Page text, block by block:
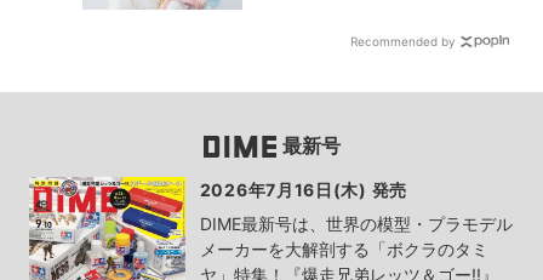
Recommended by
最新号
2026年7月16日(木) 発売
DIME最新号は、世界の模型・プラモデル
メーカーを大解剖する「ボクラのタミ
ヤ」特集！『爆走兄弟レッツ＆ゴー!!』